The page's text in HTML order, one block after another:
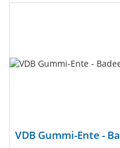
VDB Gummi-Ente -